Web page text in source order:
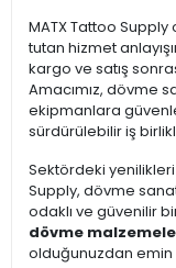
MATX Tattoo
tutan hizmet
kargo ve satış
Amacımız, dövme
ekipmanlara
sürdürülebilir iş
Sektördeki
Supply, dövme
odaklı ve güvenilir
dövme
olduğunuzdan emin